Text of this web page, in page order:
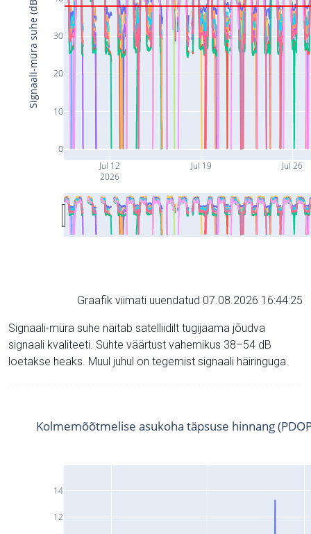
Jul 12
2026
Jul 19 Jul 26
0
10
20
30
Signaali-müra suhe (dB)
Graafik viimati uuendatud 07.08.2026 16:44:25
Signaali-müra suhe näitab satelliidilt tugijaama jõudva
signaali kvaliteeti. Suhte väärtust vahemikus 38–54 dB
loetakse heaks. Muul juhul on tegemist signaali häiringuga.
12
14
Kolmemõõtmelise asukoha täpsuse hinnang